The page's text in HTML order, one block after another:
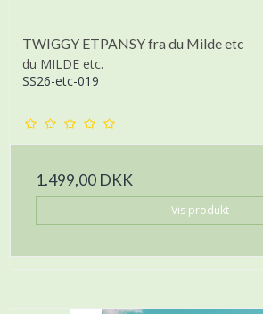
TWIGGY ETPANSY fra du Milde etc
du MILDE etc.
SS26-etc-019
1.499,00 DKK
Vis produkt